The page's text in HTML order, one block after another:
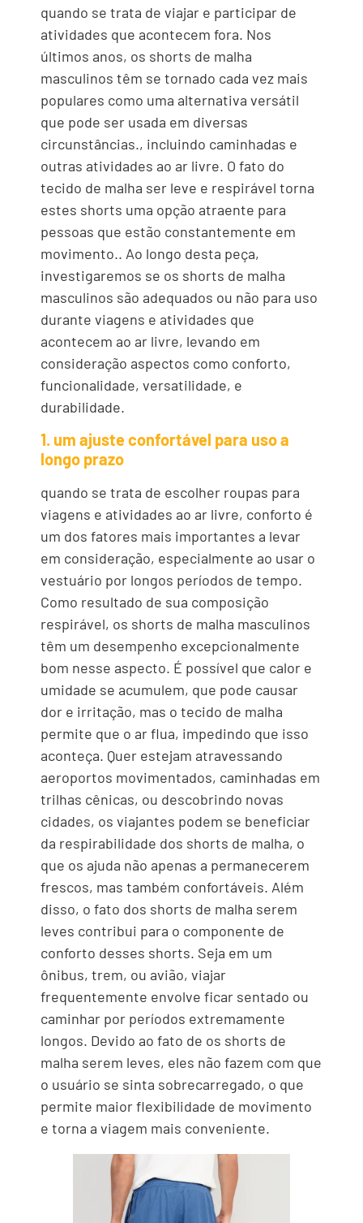
quando se trata de viajar e participar de
atividades que acontecem fora. Nos
últimos anos, os shorts de malha
masculinos têm se tornado cada vez mais
populares como uma alternativa versátil
que pode ser usada em diversas
circunstâncias., incluindo caminhadas e
outras atividades ao ar livre. O fato do
tecido de malha ser leve e respirável torna
estes shorts uma opção atraente para
pessoas que estão constantemente em
movimento.. Ao longo desta peça,
investigaremos se os shorts de malha
masculinos são adequados ou não para uso
durante viagens e atividades que
acontecem ao ar livre, levando em
consideração aspectos como conforto,
funcionalidade, versatilidade, e
durabilidade.
1. um ajuste confortável para uso a
longo prazo
quando se trata de escolher roupas para
viagens e atividades ao ar livre, conforto é
um dos fatores mais importantes a levar
em consideração, especialmente ao usar o
vestuário por longos períodos de tempo.
Como resultado de sua composição
respirável, os shorts de malha masculinos
têm um desempenho excepcionalmente
bom nesse aspecto. É possível que calor e
umidade se acumulem, que pode causar
dor e irritação, mas o tecido de malha
permite que o ar flua, impedindo que isso
aconteça. Quer estejam atravessando
aeroportos movimentados, caminhadas em
trilhas cênicas, ou descobrindo novas
cidades, os viajantes podem se beneficiar
da respirabilidade dos shorts de malha, o
que os ajuda não apenas a permanecerem
frescos, mas também confortáveis. Além
disso, o fato dos shorts de malha serem
leves contribui para o componente de
conforto desses shorts. Seja em um
ônibus, trem, ou avião, viajar
frequentemente envolve ficar sentado ou
caminhar por períodos extremamente
longos. Devido ao fato de os shorts de
malha serem leves, eles não fazem com que
o usuário se sinta sobrecarregado, o que
permite maior flexibilidade de movimento
e torna a viagem mais conveniente.